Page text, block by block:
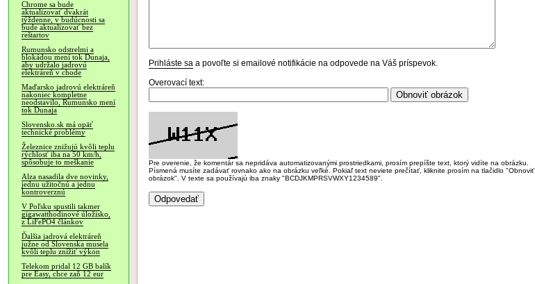
Chrome sa bude
aktualizovať dvakrát
týždenne, v budúcnosti sa
bude aktualizovať bez
reštartov
Rumunsko odstrelmi a
blokádou mení tok Dunaja,
aby udržalo jadrovú
elektráreň v chode
Maďarsko jadrovú elektráreň
nakoniec kompletne
neodstavilo, Rumunsko mení
tok Dunaja
Slovensko.sk má opäť
technické problémy
Železnice znižujú kvôli teplu
rýchlosť iba na 50 km/h,
spôsobuje to meškanie
Alza nasadila dve novinky,
jednu užitočnú a jednu
kontroverznú
V Poľsku spustili takmer
gigawatthodinové úložisko,
z LiFePO4 článkov
Ďalšia jadrová elektráreň
južne od Slovenska musela
kvôli teplu znížiť výkon
Telekom pridal 12 GB balík
pre Easy, chce zaň 12 eur
Prihláste sa a povoľte si emailové notifikácie na odpovede na Váš príspevok.
Overovací text:
Pre overenie, že komentár sa nepridáva automatizovanými prostriedkami, prosím prepíšte text, ktorý vidíte na obrázku.
Písmená musíte zadávať rovnako ako na obrázku veľké. Pokiaľ text neviete prečítať, kliknite prosím na tlačidlo "Obnoviť
obrázok". V texte sa používajú iba znaky "BCDJKMPRSVWXY1234589".